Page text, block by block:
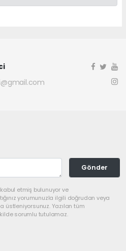
Gönder
kabul etmiş bulunuyor ve
yorumunuzla ilgili doğrudan veya
üstleniyorsunuz. Yazılan tüm
sorumlu tutulamaz.